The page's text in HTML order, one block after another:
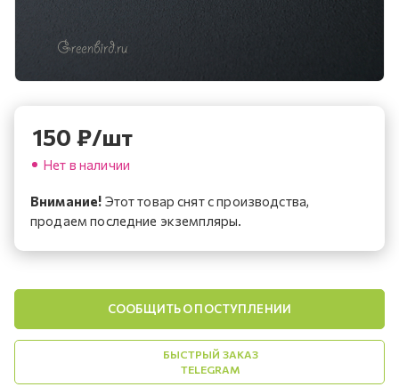
150 ₽/шт
Нет в наличии
Внимание! Этот товар снят с производства,
продаем последние экземпляры.
СООБЩИТЬ О ПОСТУПЛЕНИИ
БЫСТРЫЙ ЗАКАЗ
TELEGRAM